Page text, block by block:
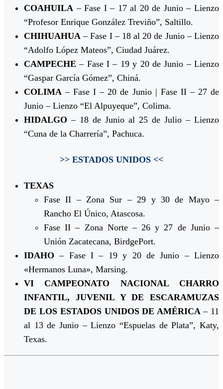
COAHUILA – Fase I – 17 al 20 de Junio – Lienzo
“Profesor Enrique González Treviño”, Saltillo.
CHIHUAHUA – Fase I – 18 al 20 de Junio – Lienzo
“Adolfo López Mateos”, Ciudad Juárez.
CAMPECHE – Fase I – 19 y 20 de Junio – Lienzo
“Gaspar García Gómez”, Chiná.
COLIMA – Fase I – 20 de Junio | Fase II – 27 de
Junio – Lienzo “El Alpuyeque”, Colima.
HIDALGO – 18 de Junio al 25 de Julio – Lienzo
“Cuna de la Charrería”, Pachuca.
>> ESTADOS UNIDOS <<
TEXAS
Fase II – Zona Sur – 29 y 30 de Mayo –
Rancho El Único, Atascosa.
Fase II – Zona Norte – 26 y 27 de Junio –
Unión Zacatecana, BirdgePort.
IDAHO – Fase I – 19 y 20 de Junio – Lienzo
«Hermanos Luna», Marsing.
VI CAMPEONATO NACIONAL CHARRO
INFANTIL, JUVENIL Y DE ESCARAMUZAS
DE LOS ESTADOS UNIDOS DE AMÉRICA– 11
al 13 de Junio – Lienzo “Espuelas de Plata”, Katy,
Texas.